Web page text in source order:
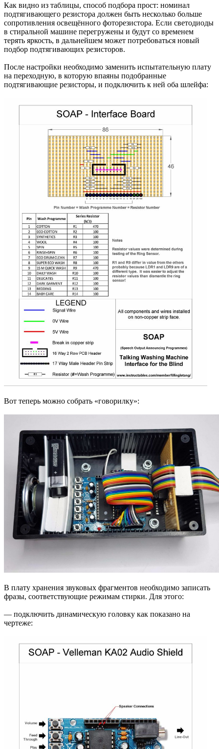
Как видно из таблицы, способ подбора прост: номинал
подтягивающего резистора должен быть несколько больше
сопротивления освещённого фоторезистора. Если светодиоды
в стиральной машине перегружены и будут со временем
терять яркость, в дальнейшем может потребоваться новый
подбор подтягивающих резисторов.
После настройки необходимо заменить испытательную плату
на переходную, в которую впаяны подобранные
подтягивающие резисторы, и подключить к ней оба шлейфа:
Вот теперь можно собрать «говорилку»:
В плату хранения звуковых фрагментов необходимо записать
фразы, соответствующие режимам стирки. Для этого:
— подключить динамическую головку как показано на
чертеже: